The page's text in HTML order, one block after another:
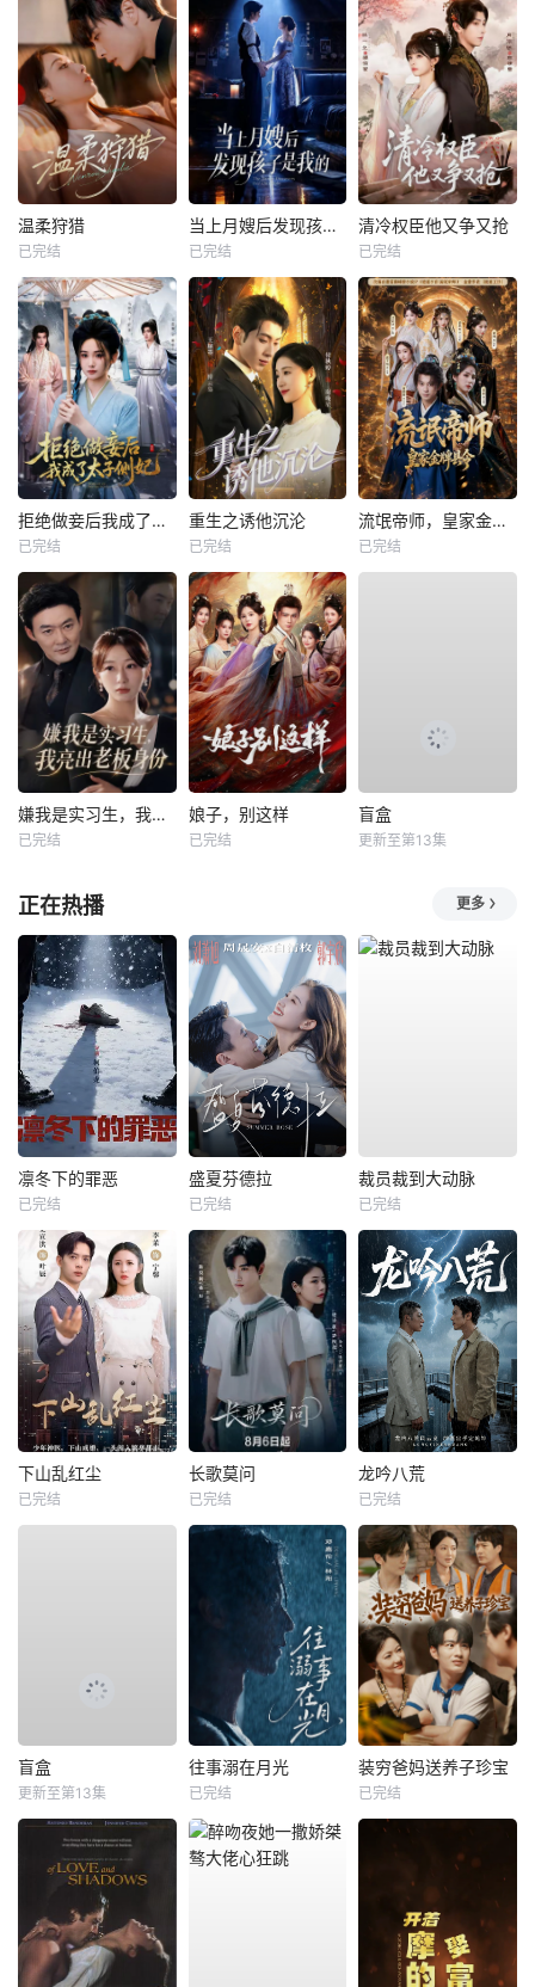
温柔狩猎
已完结
当上月嫂后发现孩子是我的
已完结
清冷权臣他又争又抢
已完结
拒绝做妾后我成了太子侧妃
已完结
重生之诱他沉沦
已完结
流氓帝师，皇家金牌县令
已完结
嫌我是实习生，我亮出老板身份
已完结
娘子，别这样
已完结
盲盒
更新至第13集
正在热播 更多
凛冬下的罪恶
已完结
盛夏芬德拉
已完结
裁员裁到大动脉
已完结
下山乱红尘
已完结
长歌莫问
已完结
龙吟八荒
已完结
盲盒
更新至第13集
往事溺在月光
已完结
装穷爸妈送养子珍宝
已完结